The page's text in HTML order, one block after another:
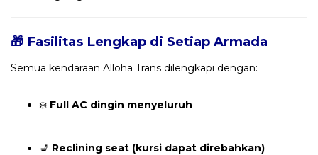
🎁 Fasilitas Lengkap di Setiap Armada
Semua kendaraan Alloha Trans dilengkapi dengan:
❄️ Full AC dingin menyeluruh
💺 Reclining seat (kursi dapat direbahkan)